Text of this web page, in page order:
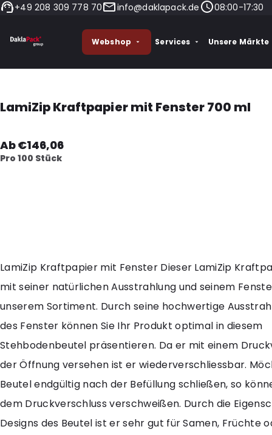
+49 208 309 778 70 info@daklapack.de 08:00-17:30
Webshop Services Unsere Märkte
LamiZip Kraftpapier mit Fenster 700 ml
Ab €146,06
Pro 100 Stück
LamiZip Kraftpapier mit Fenster Dieser LamiZip
mit seiner natürlichen Ausstrahlung und seinem
unserem Sortiment. Durch seine hochwertige
des Fenster können Sie Ihr Produkt optimal in diesem
Stehbodenbeutel präsentieren. Da er mit einem
der Öffnung versehen ist er wiederverschliessbar.
Beutel endgültig nach der Befüllung schließen, so
dem Druckverschluss verschweißen. Durch die
Designs des Beutel ist er sehr gut für Samen, Früchte